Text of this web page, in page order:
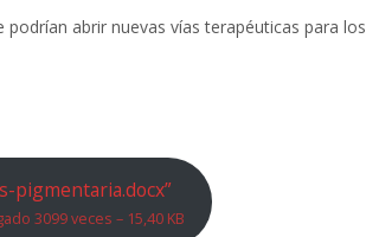
abrir nuevas vías terapéuticas para los
pigmentaria.docx”
3099 veces – 15,40 KB